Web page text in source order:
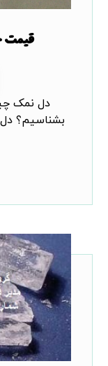
قیمت
دل نمک
بشناسیم؟